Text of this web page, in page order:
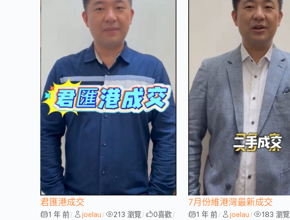
君匯港成交
1 年 前 / joelau / 213 瀏覽 / 0喜歡 /
7月份維港灣最新成交
1 年 前 / joelau / 183 瀏覽